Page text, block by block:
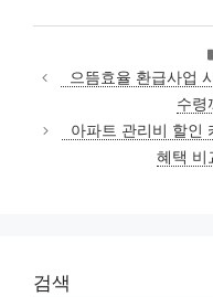
으뜸효율 환급사업
수령
아파트 관리비 할인
혜택 비
검색